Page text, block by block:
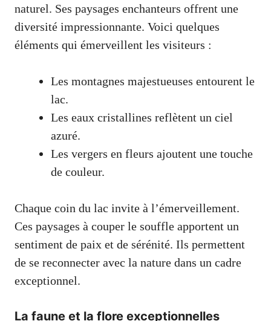
naturel. Ses paysages enchanteurs offrent une
diversité impressionnante. Voici quelques
éléments qui émerveillent les visiteurs :
Les montagnes majestueuses entourent le
lac.
Les eaux cristallines reflètent un ciel
azuré.
Les vergers en fleurs ajoutent une touche
de couleur.
Chaque coin du lac invite à l’émerveillement.
Ces paysages à couper le souffle apportent un
sentiment de paix et de sérénité. Ils permettent
de se reconnecter avec la nature dans un cadre
exceptionnel.
La faune et la flore exceptionnelles